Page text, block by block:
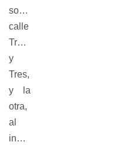
sobre
calle
Treinta
y
Tres,
y la
otra,
al
ingreso